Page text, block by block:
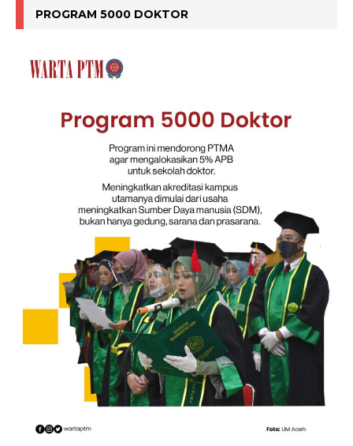
PROGRAM 5000 DOKTOR